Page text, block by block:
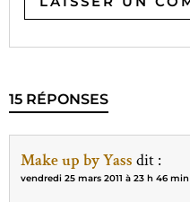
15 RÉPONSES
Make up by Yass dit :
vendredi 25 mars 2011 à 23 h 46 min